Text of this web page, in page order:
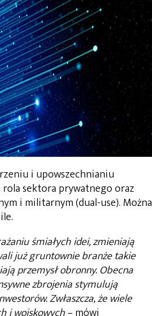
i upowszechnianiu
sektora prywatnego oraz
i militarnym (dual-use). Można
śmiałych idei, zmieniają
już gruntownie branże takie
przemysł obronny. Obecna
zbrojenia stymulują
Zwłaszcza, że wiele